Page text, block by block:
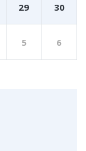
29 30
5 6